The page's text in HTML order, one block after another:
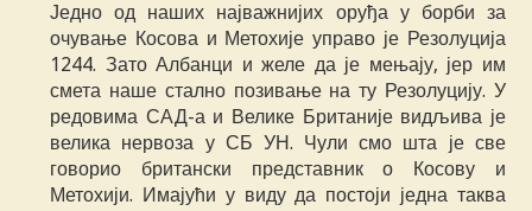
Једно од наших најважнијих оруђа у борби за
очување Косова и Метохије управо је Резолуција
1244. Зато Албанци и желе да је мењају, јер им
смета наше стално позивање на ту Резолуцију. У
редовима САД-а и Велике Британије видљива је
велика нервоза у СБ УН. Чули смо шта је све
говорио британски представник о Косову и
Метохији. Имајући у виду да постоји једна таква